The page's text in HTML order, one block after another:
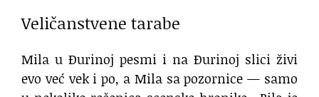
Veličanstvene tarabe
Mila u Đurinoj pesmi i na Đurinoj slici živi
evo već vek i po, a Mila sa pozornice — samo